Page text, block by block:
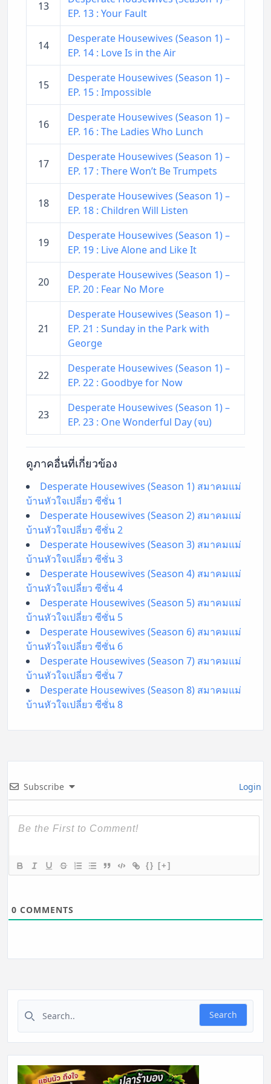
13
EP. 13 : Your Fault
14
Desperate Housewives (Season 1) –
EP. 14 : Love Is in the Air
15
Desperate Housewives (Season 1) –
EP. 15 : Impossible
16
Desperate Housewives (Season 1) –
EP. 16 : The Ladies Who Lunch
17
Desperate Housewives (Season 1) –
EP. 17 : There Won’t Be Trumpets
18
Desperate Housewives (Season 1) –
EP. 18 : Children Will Listen
19
Desperate Housewives (Season 1) –
EP. 19 : Live Alone and Like It
20
Desperate Housewives (Season 1) –
EP. 20 : Fear No More
21
Desperate Housewives (Season 1) –
EP. 21 : Sunday in the Park with
George
22
Desperate Housewives (Season 1) –
EP. 22 : Goodbye for Now
23
Desperate Housewives (Season 1) –
EP. 23 : One Wonderful Day (จบ)
ดูภาคอื่นที่เกี่ยวข้อง
Desperate Housewives (Season 1) สมาคมแม่
บ้านหัวใจเปลี่ยว ซีซั่น 1
Desperate Housewives (Season 2) สมาคมแม่
บ้านหัวใจเปลี่ยว ซีซั่น 2
Desperate Housewives (Season 3) สมาคมแม่
บ้านหัวใจเปลี่ยว ซีซั่น 3
Desperate Housewives (Season 4) สมาคมแม่
บ้านหัวใจเปลี่ยว ซีซั่น 4
Desperate Housewives (Season 5) สมาคมแม่
บ้านหัวใจเปลี่ยว ซีซั่น 5
Desperate Housewives (Season 6) สมาคมแม่
บ้านหัวใจเปลี่ยว ซีซั่น 6
Desperate Housewives (Season 7) สมาคมแม่
บ้านหัวใจเปลี่ยว ซีซั่น 7
Desperate Housewives (Season 8) สมาคมแม่
บ้านหัวใจเปลี่ยว ซีซั่น 8
Subscribe Login
{} [+]
0 COMMENTS
Search for:
Search